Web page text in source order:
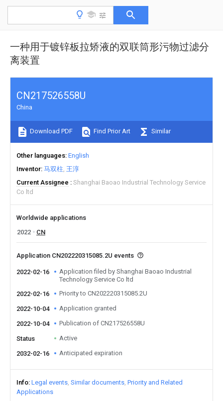
一种用于镀锌板拉矫液的双联筒形污物过滤分
离装置
CN217526558U
China
Download PDF Find Prior Art Similar
Other languages English
Inventor 马双柱 王淳
Current Assignee
Shanghai Baoao Industrial Technology Service
Co ltd
Worldwide applications
2022
CN
Application CN202220315085.2U events
2022-02-16
Application filed by Shanghai Baoao Industrial
Technology Service Co ltd
2022-02-16
Priority to CN202220315085.2U
2022-10-04 Application granted
2022-10-04 Publication of CN217526558U
Status Active
2032-02-16 Anticipated expiration
Info Legal events Similar documents Priority and Related
Applications